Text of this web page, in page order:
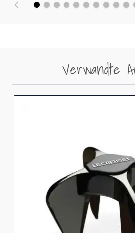
Verwandte